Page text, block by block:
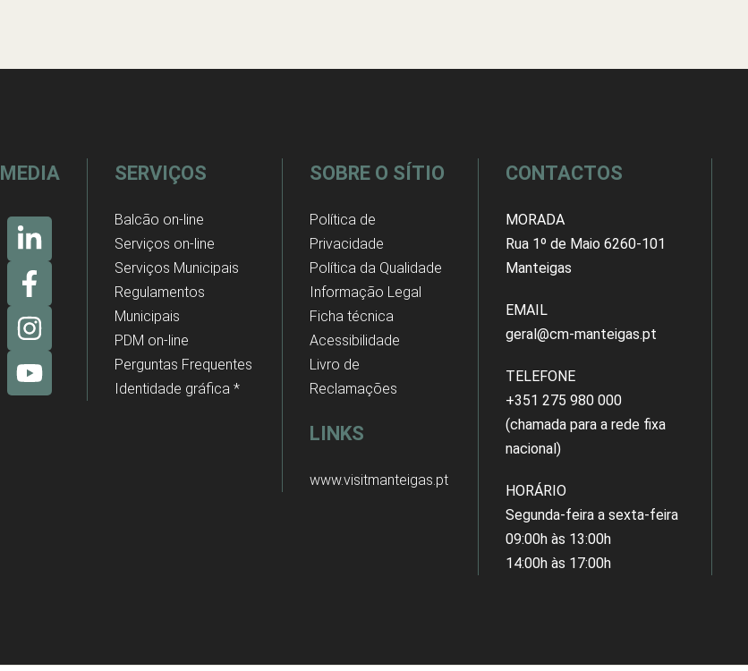
MEDIA SERVIÇOS
Balcão on-line
Serviços on-line
Serviços Municipais
Regulamentos
Municipais
PDM on-line
Perguntas Frequentes
Identidade gráfica *
SOBRE O SÍTIO
Política de
Privacidade
Política da Qualidade
Informação Legal
Ficha técnica
Acessibilidade
Livro de
Reclamações
LINKS
www.visitmanteigas.pt
CONTACTOS
MORADA
Rua 1º de Maio 6260-101
Manteigas
EMAIL
geral@cm-manteigas.pt
TELEFONE
+351 275 980 000
(chamada para a rede fixa
nacional)
HORÁRIO
Segunda-feira a sexta-feira
09:00h às 13:00h
14:00h às 17:00h